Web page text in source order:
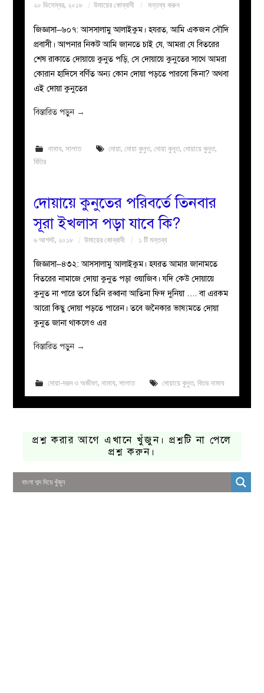
মজলিস
প্রশ্ন
করুন
২০ ডিসেম্বর, ২০১৮ উমায়ের কোব্বাদী মন্তব্য করুন
জিজ্ঞাসা–৬০৭: আসসালামু আলাইকুম। হযরত, আমি একজন সৌদি
প্রবাসী। আপনার নিকট আমি জানতে চাই যে, আমরা যে বিতরের
শেষ রাকাতে দোয়ায়ে কুনুত পড়ি, সে দোয়ায়ে কুনুতের সাথে আমরা
কোরান হাদিসে বর্ণিত অন্য কোন দোয়া পড়তে পারবো কিনা? অথবা
এই দোয়া কুনুতের
বিস্তারিত পড়ুন →
নামায, সালাত দোয়া, দোয়া কুনুত, দোয়া কুনূত, দোয়ায়ে কুনুত,
বিতির
দোয়ায়ে কুনুতের পরিবর্তে তিনবার
সূরা ইখলাস পড়া যাবে কি?
৬ আগস্ট, ২০১৮ উমায়ের কোব্বাদী ১ টি মন্তব্য
জিজ্ঞাসা–৪৩২: আসসালামু আলাইকুম। হযরত আমার জানামতে
বিতরের নামাজে দোয়া কুনুত পড়া ওয়াজিব। যদি কেউ দোয়ায়ে
কুনুত না পারে তবে তিনি রব্বানা আতিনা ফিদ দুনিয়া …. বা এরকম
আরো কিছু দোয়া পড়তে পারেন। তবে জনৈকার ভাষ্যমতে দোয়া
কুনুত জানা থাকলেও এর
বিস্তারিত পড়ুন →
দোয়া-দরূদ ও অজীফা, নামায, সালাত দোয়ায়ে কুনুত, বিতর নামায
প্রশ্ন করার আগে এখানে খুঁজুন। প্রশ্নটি না পেলে
প্রশ্ন করুন।